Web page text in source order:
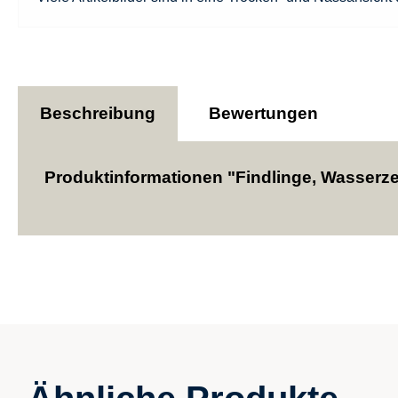
Beschreibung Bewertungen
Produktinformationen "Findlinge,